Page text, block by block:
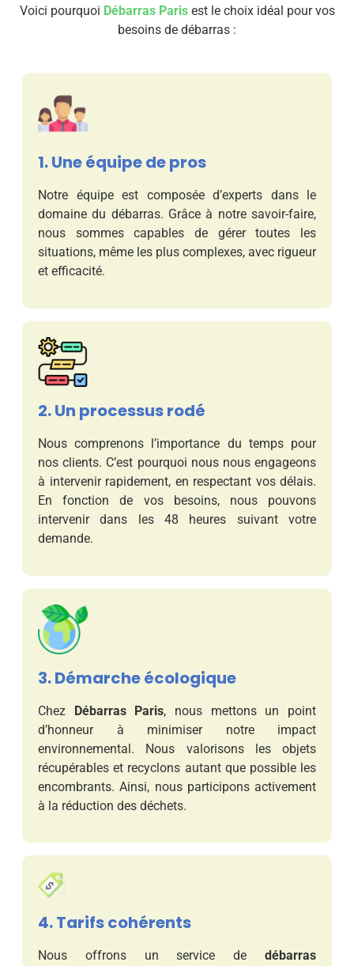
Voici pourquoi Débarras Parisest le choix idéal pour vos
besoins de débarras :
1. Une équipe de pros
Notre équipe est composée d’experts dans le
domaine du débarras. Grâce à notre savoir-faire,
nous sommes capables de gérer toutes les
situations, même les plus complexes, avec rigueur
et efficacité.
2. Un processus rodé
Nous comprenons l’importance du temps pour
nos clients. C’est pourquoi nous nous engageons
à intervenir rapidement, en respectant vos délais.
En fonction de vos besoins, nous pouvons
intervenir dans les 48 heures suivant votre
demande.
3. Démarche écologique
Chez Débarras Paris, nous mettons un point
d’honneur à minimiser notre impact
environnemental. Nous valorisons les objets
récupérables et recyclons autant que possible les
encombrants. Ainsi, nous participons activement
à la réduction des déchets.
4. Tarifs cohérents
Nous offrons un service de débarras